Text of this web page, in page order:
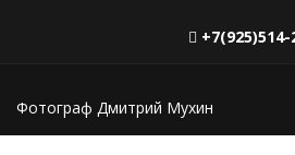
Фотограф Дмитрий Мухин